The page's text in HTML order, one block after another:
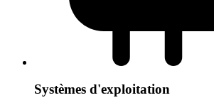
Systèmes d'exploitation